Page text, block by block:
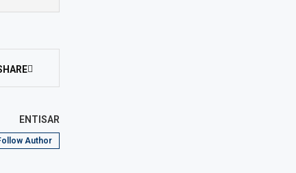
ENTISAR
Author